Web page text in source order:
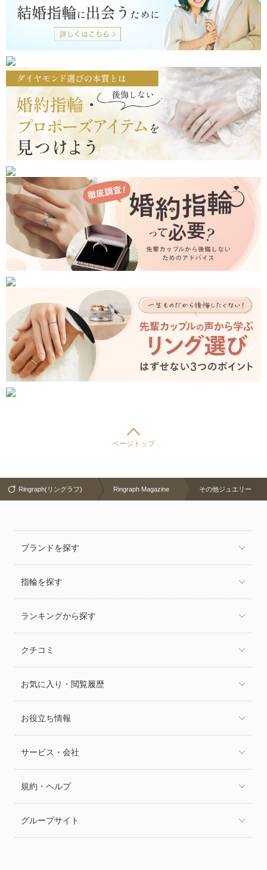
ページトップ
Ringraph(リングラフ) Ringraph Magazine その他ジュエリー
ブランドを探す
指輪を探す
ランキングから探す
クチコミ
お気に入り・閲覧履歴
お役立ち情報
サービス・会社
規約・ヘルプ
グループサイト